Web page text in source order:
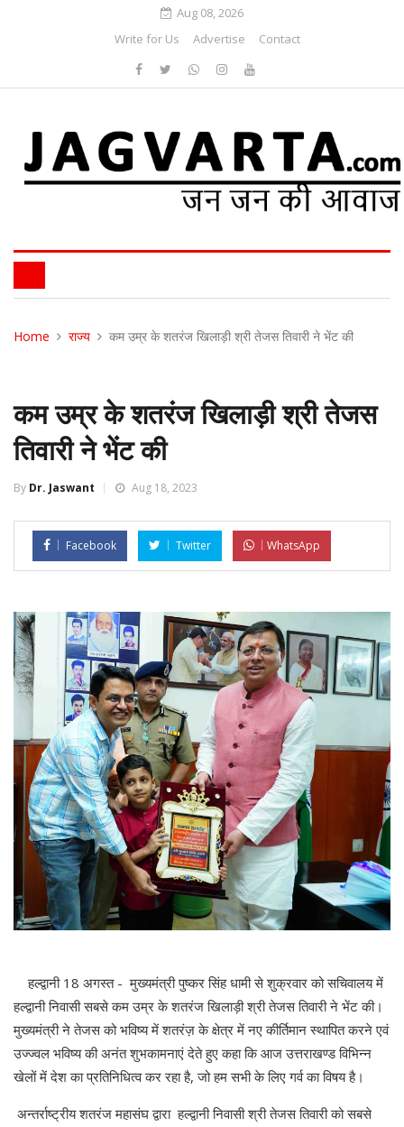
Aug 08, 2026
Write for Us
Advertise Contact
Home राज्य कम उम्र के शतरंज खिलाड़ी श्री तेजस तिवारी ने भेंट की
कम उम्र के शतरंज खिलाड़ी श्री तेजस
तिवारी ने भेंट की
By Dr. Jaswant Aug 18, 2023
Facebook Twitter WhatsApp
हल्द्वानी 18 अगस्त - मुख्यमंत्री पुष्कर सिंह धामी से शुक्रवार को सचिवालय में
हल्द्वानी निवासी सबसे कम उम्र के शतरंज खिलाड़ी श्री तेजस तिवारी ने भेंट की।
मुख्यमंत्री ने तेजस को भविष्य में शतरंज़ के क्षेत्र में नए कीर्तिमान स्थापित करने एवं
उज्ज्वल भविष्य की अनंत शुभकामनाएं देते हुए कहा कि आज उत्तराखण्ड विभिन्न
खेलों में देश का प्रतिनिधित्व कर रहा है, जो हम सभी के लिए गर्व का विषय है।
अन्तर्राष्ट्रीय शतरंज महासंघ द्वारा हल्द्वानी निवासी श्री तेजस तिवारी को सबसे